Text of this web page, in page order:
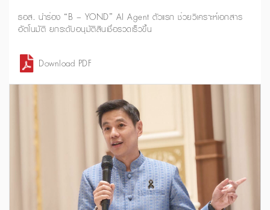
ธอส. นำร่อง “B – YOND” AI Agent ตัวแรก ช่วยวิเคราะห์เอกสาร
อัตโนมัติ ยกระดับอนุมัติสินเชื่อรวดเร็วขึ้น
Download PDF